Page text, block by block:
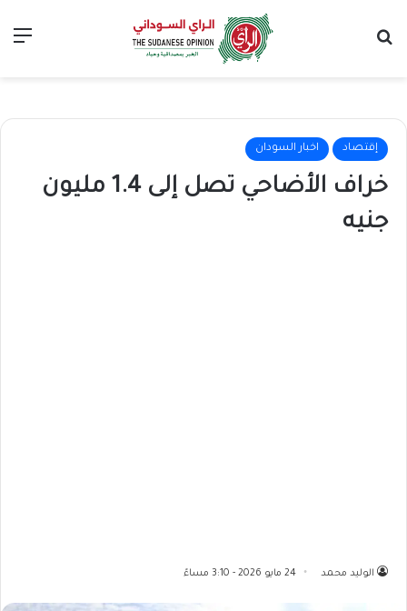
إقتصاد اخبار السودان
خراف الأضاحي تصل إلى 1.4 مليون
جنيه
الوليد محمد 24 مايو 2026 - 3:10 مساءً